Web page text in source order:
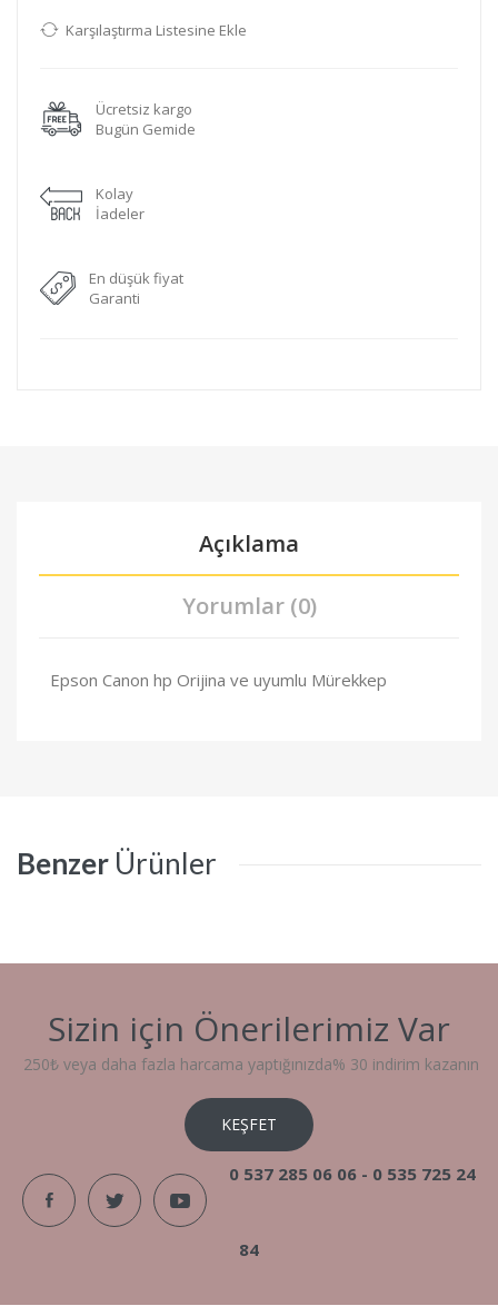
Karşılaştırma Listesine Ekle
Ücretsiz kargo
Bugün Gemide
Kolay
İadeler
En düşük fiyat
Garanti
Açıklama
Yorumlar (0)
Epson Canon hp Orijina ve uyumlu Mürekkep
Benzer Ürünler
Sizin için Önerilerimiz Var
250₺ veya daha fazla harcama yaptığınızda% 30 indirim kazanın
KEŞFET
0 537 285 06 06 - 0 535 725 24
84